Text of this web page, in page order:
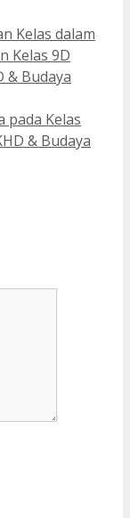
Kelas dalam
Kelas 9D
& Budaya
pada Kelas
& Budaya